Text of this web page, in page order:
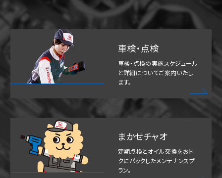
車検・点検
車検・点検の実施スケジュール
と詳細についてご案内いたし
ます。
まかせチャオ
定期点検とオイル交換をおト
クにパックしたメンテナンスプ
ラン。